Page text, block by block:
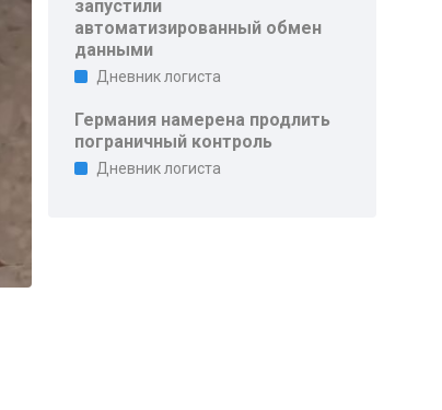
запустили
автоматизированный обмен
данными
Дневник логиста
Германия намерена продлить
пограничный контроль
Дневник логиста